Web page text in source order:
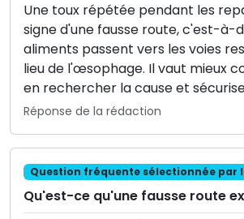
Une toux répétée pendant les
signe d'une fausse route, c'est-à-
aliments passent vers les voies
lieu de l'œsophage. Il vaut mieux
en rechercher la cause et
Réponse de la rédaction
Question fréquente sélectionnée par
Qu'est-ce qu'une fausse route